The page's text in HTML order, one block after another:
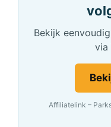
Bekijk
via
Affiliatelink –